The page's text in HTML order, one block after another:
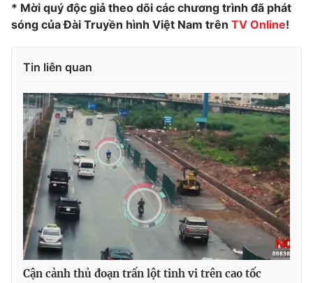
Video Shorts video
VTV Money
VTV Sức khoẻ Bất động sản
Thị trường 24h Tấm lòng Việt
VTV4 Vươn mình bằng AI
VTV9 VTV8
Liên hệ tòa soạn English
* Mời quý độc giả theo dõi các chương trình đã phát
sóng của Đài Truyền hình Việt Nam trên TV Online!
Tin liên quan
Cận cảnh thủ đoạn trấn lột tinh vi trên cao tốc